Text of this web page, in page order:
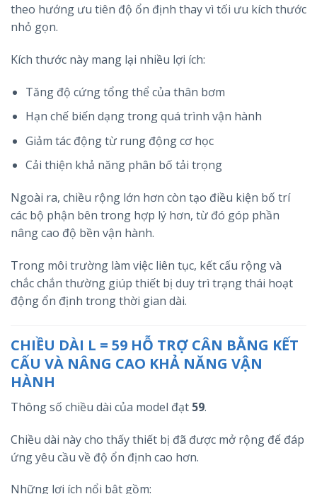
theo hướng ưu tiên độ ổn định thay vì tối ưu kích thước
nhỏ gọn.
Kích thước này mang lại nhiều lợi ích:
Tăng độ cứng tổng thể của thân bơm
Hạn chế biến dạng trong quá trình vận hành
Giảm tác động từ rung động cơ học
Cải thiện khả năng phân bố tải trọng
Ngoài ra, chiều rộng lớn hơn còn tạo điều kiện bố trí
các bộ phận bên trong hợp lý hơn, từ đó góp phần
nâng cao độ bền vận hành.
Trong môi trường làm việc liên tục, kết cấu rộng và
chắc chắn thường giúp thiết bị duy trì trạng thái hoạt
động ổn định trong thời gian dài.
CHIỀU DÀI L = 59 HỖ TRỢ CÂN BẰNG KẾT
CẤU VÀ NÂNG CAO KHẢ NĂNG VẬN
HÀNH
Thông số chiều dài của model đạt 59.
Chiều dài này cho thấy thiết bị đã được mở rộng để đáp
ứng yêu cầu về độ ổn định cao hơn.
Những lợi ích nổi bật gồm: